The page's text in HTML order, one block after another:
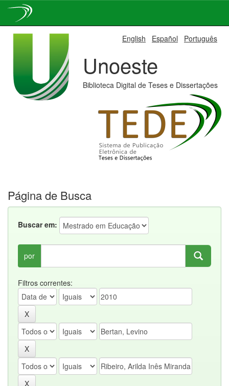
English Español Português
Unoeste
Biblioteca Digital de Teses e Dissertações
Página de Busca
Buscar em:
por
Filtros correntes: